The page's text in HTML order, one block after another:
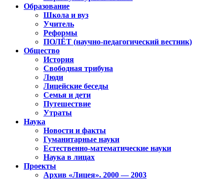
Образование
Школа и вуз
Учитель
Реформы
ПОЛЁТ (научно-педагогический вестник)
Общество
История
Свободная трибуна
Люди
Лицейские беседы
Семья и дети
Путешествие
Утраты
Наука
Новости и факты
Гуманитарные науки
Естественно-математические науки
Наука в лицах
Проекты
Архив «Лицея». 2000 — 2003